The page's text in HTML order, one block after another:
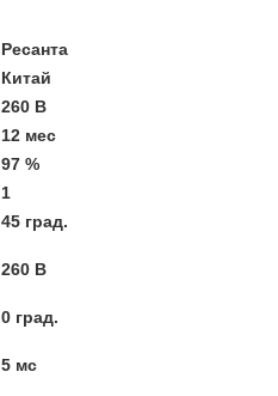
Ресанта
Китай
260 В
12 мес
97 %
1
45 град.
260 В
0 град.
5 мс